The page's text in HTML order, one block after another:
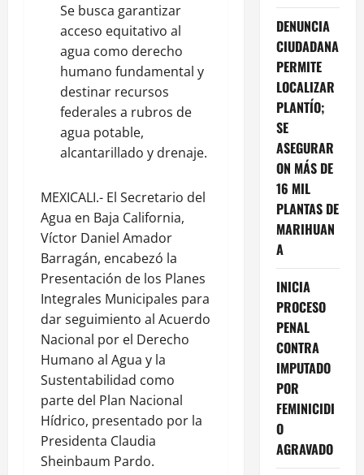
Se busca garantizar
acceso equitativo al
agua como derecho
humano fundamental y
destinar recursos
federales a rubros de
agua potable,
alcantarillado y drenaje.
MEXICALI.- El Secretario del
Agua en Baja California,
Víctor Daniel Amador
Barragán, encabezó la
Presentación de los Planes
Integrales Municipales para
dar seguimiento al Acuerdo
Nacional por el Derecho
Humano al Agua y la
Sustentabilidad como
parte del Plan Nacional
Hídrico, presentado por la
Presidenta Claudia
Sheinbaum Pardo.
DENUNCIA
CIUDADANA
PERMITE
LOCALIZAR
PLANTÍO;
SE
ASEGURAR
ON MÁS DE
16 MIL
PLANTAS DE
MARIHUAN
A
INICIA
PROCESO
PENAL
CONTRA
IMPUTADO
POR
FEMINICIDI
O
AGRAVADO